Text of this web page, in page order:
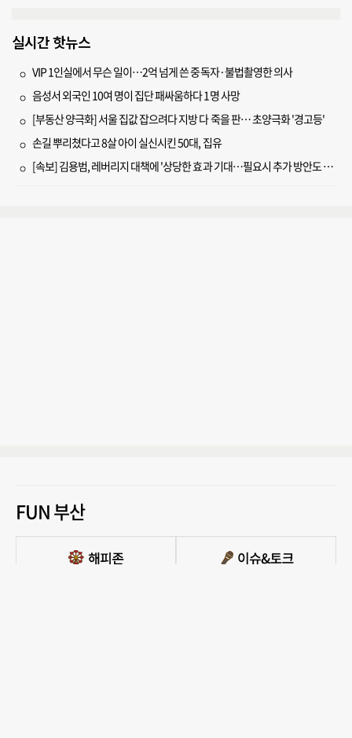
실시간 핫뉴스
VIP 1인실에서 무슨 일이…2억 넘게 쓴 중독자·불법촬영한 의사
음성서 외국인 10여 명이 집단 패싸움하다 1명 사망
[부동산 양극화] 서울 집값 잡으려다 지방 다 죽을 판… 초양극화 '경고등'
손길 뿌리쳤다고 8살 아이 실신시킨 50대, 집유
[속보] 김용범, 레버리지 대책에 '상당한 효과 기대…필요시 추가 방안도 검토'
FUN 부산